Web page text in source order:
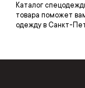
Каталог
товара поможет
одежду в Санкт-